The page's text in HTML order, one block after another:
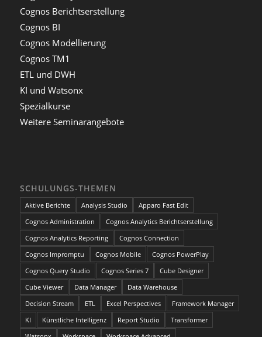
Cognos Berichtserstellung
Cognos BI
Cognos Modellierung
Cognos TM1
ETL und DWH
KI und Watsonx
Spezialkurse
Weitere Seminarangebote
SCHULUNGS-THEMEN
Aktive Berichte Analysis Studio
Apparo Fast Edit
Cognos Administration
Cognos Analytics Berichtserstellung
Cognos Analytics Reporting
Cognos Connection
Cognos Impromptu
Cognos Mobile
Cognos PowerPlay
Cognos Query Studio
Cognos Series 7
Cube Designer
Cube Viewer
Data Manager
Data Warehouse
Decision Stream
ETL Excel Perspectives
Framework Manager
KI
Künstliche Intelligenz Report Studio
Transformer